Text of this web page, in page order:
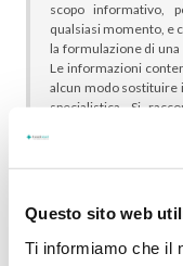
Questo sito web
Ti informiamo che il
scopo informativo,
qualsiasi momento, e
la formulazione di
Le informazioni
alcun modo sostituire
specialistica. Si
proprio medico
indicazione
medicinale è